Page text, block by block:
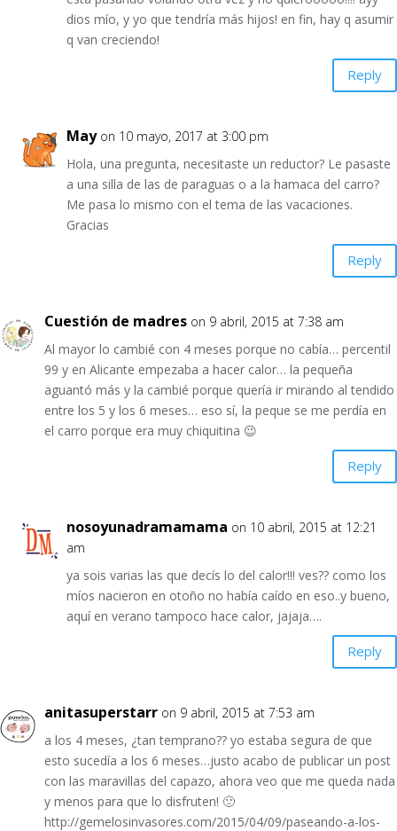
dios mío, y yo que tendría más hijos! en fin, hay q asumir
q van creciendo!
Reply
May on 10 mayo, 2017 at 3:00 pm
Hola, una pregunta, necesitaste un reductor? Le pasaste
a una silla de las de paraguas o a la hamaca del carro?
Me pasa lo mismo con el tema de las vacaciones.
Gracias
Reply
Cuestión de madres on 9 abril, 2015 at 7:38 am
Al mayor lo cambié con 4 meses porque no cabía… percentil
99 y en Alicante empezaba a hacer calor… la pequeña
aguantó más y la cambié porque quería ir mirando al tendido
entre los 5 y los 6 meses… eso sí, la peque se me perdía en
el carro porque era muy chiquitina 😉
Reply
nosoyunadramamama on 10 abril, 2015 at 12:21
am
ya sois varias las que decís lo del calor!!! ves?? como los
míos nacieron en otoño no había caído en eso..y bueno,
aquí en verano tampoco hace calor, jajaja….
Reply
anitasuperstarr on 9 abril, 2015 at 7:53 am
a los 4 meses, ¿tan temprano?? yo estaba segura de que
esto sucedía a los 6 meses…justo acabo de publicar un post
con las maravillas del capazo, ahora veo que me queda nada
y menos para que lo disfruten! 🙁
http://gemelosinvasores.com/2015/04/09/paseando-a-los-